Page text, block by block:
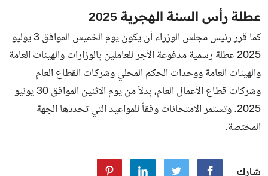
عطلة رأس السنة الهجرية 2025
كما قرر رئيس مجلس الوزراء أن يكون يوم الخميس الموافق 3 يوليو
2025 عطلة رسمية مدفوعة الأجر للعاملين بالوزارات والهيئات العامة
والهيئات العامة ووحدات الحكم المحلي وشركات القطاع العام
وشركات قطاع الأعمال العام، بدلاً من يوم الاثنين الموافق 30 يونيو
2025. وتستمر الامتحانات وفقاً للمواعيد التي تحددها الجهة
المختصة.
شارك